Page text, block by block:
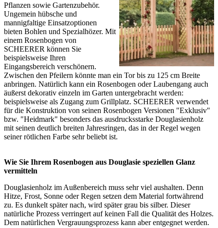
Pflanzen sowie Gartenzubehör.
Ungemein hübsche und
mannigfaltige Einsatzoptionen
bieten Bohlen und Spezialhözer. Mit
einem Rosenbogen von
SCHEERER können Sie
beispielsweise Ihren
Eingangsbereich verschönern.
Zwischen den Pfeilern könnte man ein Tor bis zu 125 cm Breite
anbringen. Natürlich kann ein Rosenbogen oder Laubengang auch
äußerst dekorativ einzeln im Garten untergebracht werden:
beispielsweise als Zugang zum Grillplatz. SCHEERER verwendet
für die Konstruktion von seinen Rosenbogen Versionen "Exklusiv"
bzw. "Heidmark" besonders das ausdrucksstarke Douglasienholz
mit seinen deutlich breiten Jahresringen, das in der Regel wegen
seiner rötlichen Farbe sehr beliebt ist.
Wie Sie Ihrem Rosenbogen aus Douglasie speziellen Glanz
vermitteln
Douglasienholz im Außenbereich muss sehr viel aushalten. Denn
Hitze, Frost, Sonne oder Regen setzen dem Material fortwährend
zu. Es dunkelt später nach, wird später grau bis silber. Dieser
natürliche Prozess verringert auf keinen Fall die Qualität des Holzes.
Dem natürlichen Vergrauungsprozess kann aber entgegnet werden.